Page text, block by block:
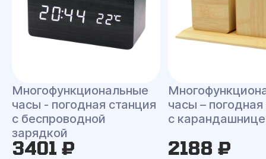
Многофункциональные
часы - погодная станция
с беспроводной
зарядкой
3401 ₽
часы –
с
2188 ₽